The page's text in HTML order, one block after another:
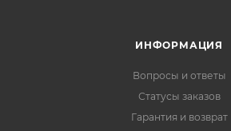
ИНФОРМАЦИЯ
Вопросы и ответы
Статусы заказов
Гарантия и возврат